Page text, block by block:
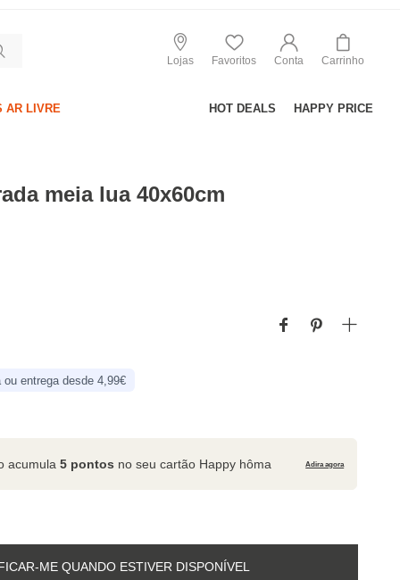
Lojas Favoritos Conta Carrinho
AR LIVRE HOT DEALS HAPPY PRICE
meia lua 40x60cm
ou entrega desde 4,99€
acumula5 pontos no seu cartão Happy hôma Adira agora
ME QUANDO ESTIVER DISPONÍVEL